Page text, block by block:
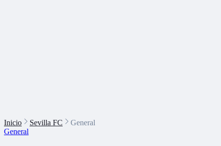
Inicio Sevilla FC
General
General